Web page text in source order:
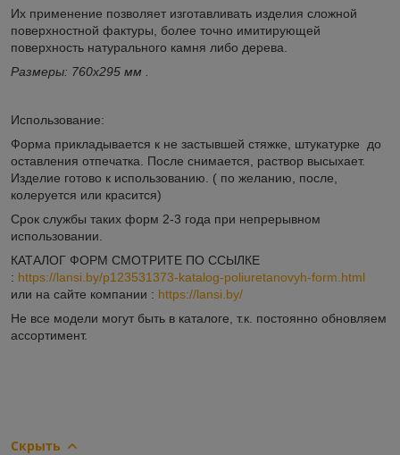
Их применение позволяет изготавливать изделия сложной
поверхностной фактуры, более точно имитирующей
поверхность натурального камня либо дерева.
Размеры: 760х295 мм .
Использование:
Форма прикладывается к не застывшей стяжке, штукатурке до
оставления отпечатка. После снимается, раствор высыхает.
Изделие готово к использованию. ( по желанию, после,
колеруется или красится)
Срок службы таких форм 2-3 года при непрерывном
использовании.
КАТАЛОГ ФОРМ СМОТРИТЕ ПО ССЫЛКЕ
: https://lansi.by/p123531373-katalog-poliuretanovyh-form.html
или на сайте компании : https://lansi.by/
Не все модели могут быть в каталоге, т.к. постоянно обновляем
ассортимент.
Скрыть